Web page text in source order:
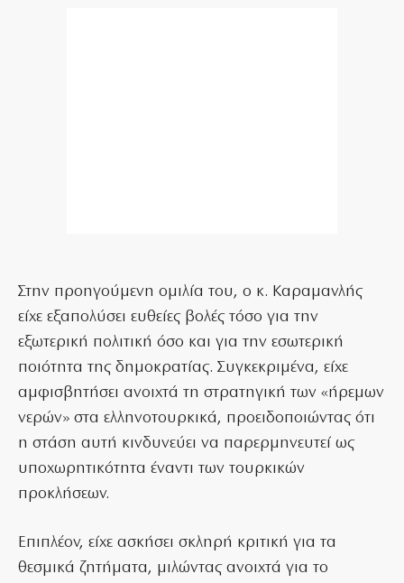
Στην προηγούμενη ομιλία του, ο κ. Καραμανλής
είχε εξαπολύσει ευθείες βολές τόσο για την
εξωτερική πολιτική όσο και για την εσωτερική
ποιότητα της δημοκρατίας. Συγκεκριμένα, είχε
αμφισβητήσει ανοιχτά τη στρατηγική των «ήρεμων
νερών» στα ελληνοτουρκικά, προειδοποιώντας ότι
η στάση αυτή κινδυνεύει να παρερμηνευτεί ως
υποχωρητικότητα έναντι των τουρκικών
προκλήσεων.
Επιπλέον, είχε ασκήσει σκληρή κριτική για τα
θεσμικά ζητήματα, μιλώντας ανοιχτά για το